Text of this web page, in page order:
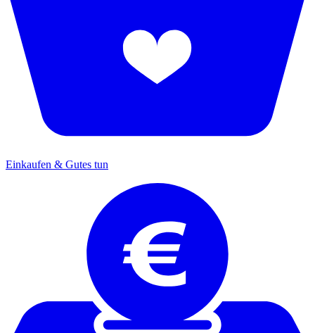
Einkaufen & Gutes tun